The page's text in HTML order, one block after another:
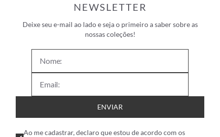
NEWSLETTER
Deixe seu e-mail ao lado e seja o primeiro a saber sobre as
nossas coleções!
ENVIAR
Ao me cadastrar, declaro que estou de acordo com os